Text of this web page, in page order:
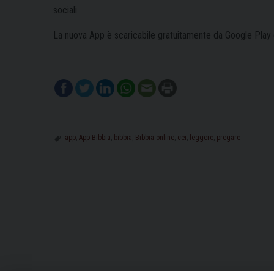
sociali.
La nuova App è scaricabile gratuitamente da Google
app App Bibbia bibbia Bibbia online cei leggere pregare